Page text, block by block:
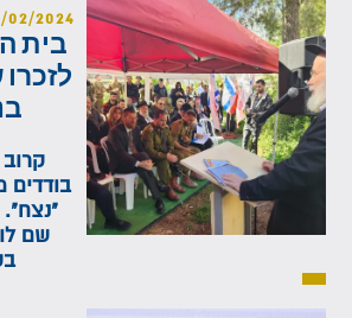
02/2024
בית
בודדים
שם